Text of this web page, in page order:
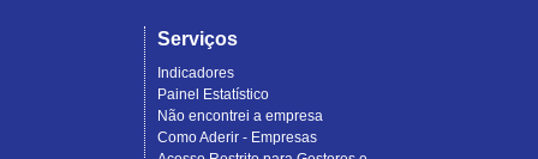
Serviços
Indicadores
Painel Estatístico
Não encontrei a empresa
Como Aderir - Empresas